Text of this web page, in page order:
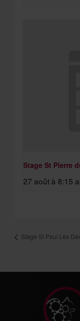
Stage St Pierre
27 août à 8:15
Stage St Paul Lès